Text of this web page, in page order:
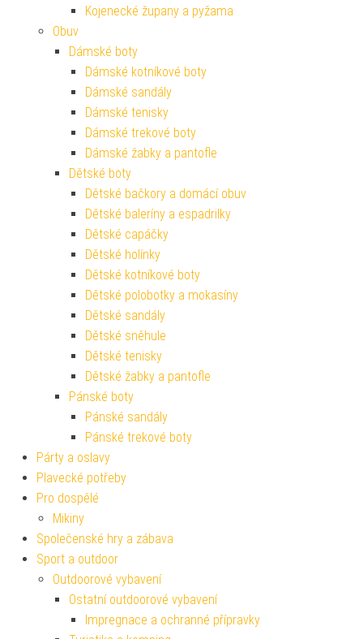
Kojenecké župany a pyžama
Obuv
Dámské boty
Dámské kotníkové boty
Dámské sandály
Dámské tenisky
Dámské trekové boty
Dámské žabky a pantofle
Dětské boty
Dětské bačkory a domácí obuv
Dětské baleríny a espadrilky
Dětské capáčky
Dětské holínky
Dětské kotníkové boty
Dětské polobotky a mokasíny
Dětské sandály
Dětské sněhule
Dětské tenisky
Dětské žabky a pantofle
Pánské boty
Pánské sandály
Pánské trekové boty
Párty a oslavy
Plavecké potřeby
Pro dospělé
Mikiny
Společenské hry a zábava
Sport a outdoor
Outdoorové vybavení
Ostatní outdoorové vybavení
Impregnace a ochranné přípravky